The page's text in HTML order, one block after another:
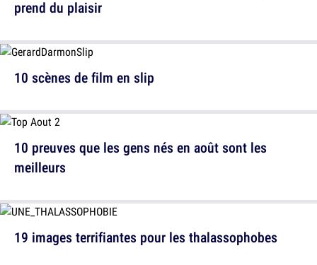
10 scènes de film en slip
19 images terrifiantes pour les thalassophobes
prend du plaisir
10 preuves que les gens nés en août sont les
meilleurs